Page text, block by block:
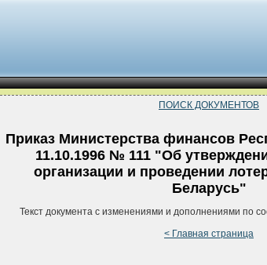
ПОИСК ДОКУМЕНТОВ
Приказ Министерства финансов
11.10.1996 № 111 "Об
организации и проведении
Беларусь"
Текст документа с изменениями и дополнениями по
< Главная страница